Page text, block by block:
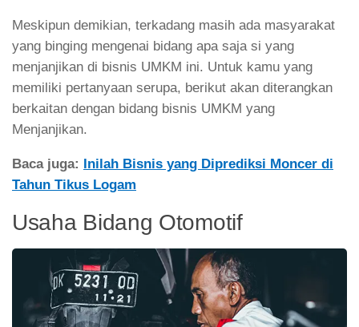
Meskipun demikian, terkadang masih ada masyarakat
yang binging mengenai bidang apa saja si yang
menjanjikan di bisnis UMKM ini. Untuk kamu yang
memiliki pertanyaan serupa, berikut akan diterangkan
berkaitan dengan bidang bisnis UMKM yang
Menjanjikan.
Baca juga: Inilah Bisnis yang Diprediksi Moncer di
Tahun Tikus Logam
Usaha Bidang Otomotif